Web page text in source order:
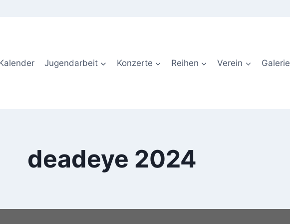
Jugendarbeit Konzerte Reihen Verein Galerie
deadeye 2024